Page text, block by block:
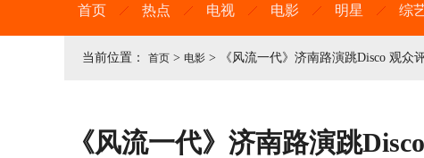
首页 热点 电视 电影 明星 综
当前位置： 首页 > 电影 > 《风流一代》济南路演跳Disco 观众
《风流一代》济南路演跳